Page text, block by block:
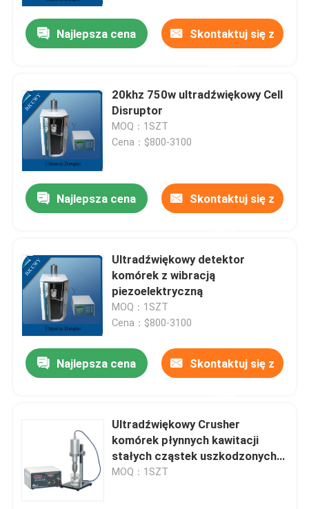
O nas
Najlepsza cena Skontaktuj się z
20khz 750w ultradźwiękowy Cell
Disruptor
MOQ：1SZT
Cena：$800-3100
Najlepsza cena Skontaktuj się z
Ultradźwiękowy detektor
komórek z wibracją
piezoelektryczną
MOQ：1SZT
Cena：$800-3100
Najlepsza cena Skontaktuj się z
Ultradźwiękowy Crusher
komórek płynnych kawitacji
stałych cząstek uszkodzonych
komórek
MOQ：1SZT